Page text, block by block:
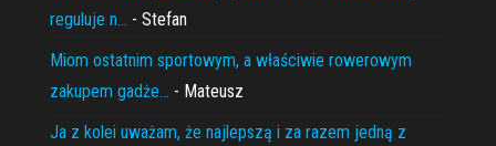
reguluje n... - Stefan
Miom ostatnim sportowym, a właściwie rowerowym
zakupem gadże... - Mateusz
Ja z kolei uważam, że najlepszą i za razem jedną z